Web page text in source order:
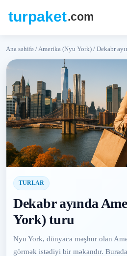
Ana səhifə /Amerika (Nyu York) / Dekabr
TURLAR
Dekabr ayında
York) turu
Nyu York, dünyaca məşhur olan
görmək istədiyi bir məkandır.